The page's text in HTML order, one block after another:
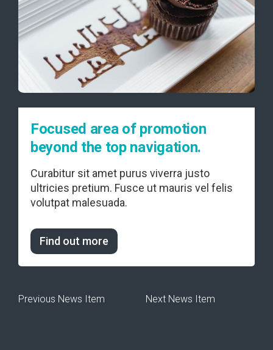
Focused area of promotion
beyond the top navigation.
Curabitur sit amet purus viverra justo
ultricies pretium. Fusce ut mauris vel felis
volutpat malesuada.
Find out more
Previous News Item Next News Item